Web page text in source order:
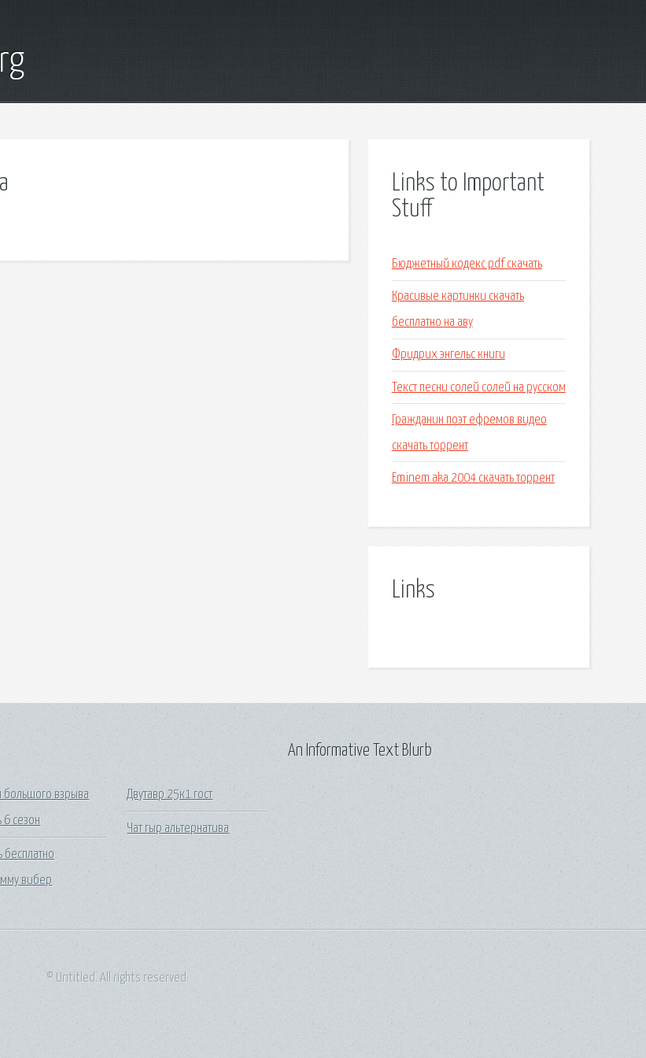
Links to Important
Stuff
Бюджетный кодекс pdf скачать
Красивые картинки скачать
бесплатно на аву
Фридрих энгельс книги
Текст песни солей солей на русском
Гражданин поэт ефремов видео
скачать торрент
Eminem aka 2004 скачать торрент
Links
большого взрыва
6 сезон
бесплатно
вибер
Двутавр 25к1 гост
Чат гыр альтернатива
An Informative Text Blurb
© Untitled. All rights reserved.